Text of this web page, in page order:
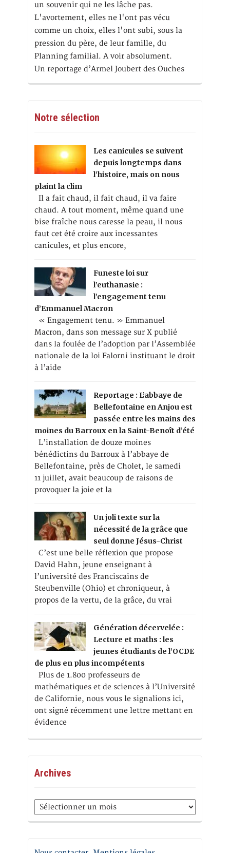
un souvenir qui ne les lâche pas.
L'avortement, elles ne l'ont pas vécu
comme un choix, elles l'ont subi, sous la
pression du père, de leur famille, du
Planning familial. A voir absolument.
Un reportage d’Armel Joubert des Ouches
Notre sélection
Les canicules se suivent
depuis longtemps dans
l’histoire, mais on nous
plaint la clim
Il a fait chaud, il fait chaud, il va faire
chaud. A tout moment, même quand une
bise fraîche nous caresse la peau, il nous
faut cet été croire aux incessantes
canicules, et plus encore,
Funeste loi sur
l’euthanasie :
l’engagement tenu
d’Emmanuel Macron
« Engagement tenu. » Emmanuel
Macron, dans son message sur X publié
dans la foulée de l’adoption par l’Assemblée
nationale de la loi Falorni instituant le droit
à l’aide
Reportage : L’abbaye de
Bellefontaine en Anjou est
passée entre les mains des
moines du Barroux en la Saint-Benoît d’été
L’installation de douze moines
bénédictins du Barroux à l’abbaye de
Bellefontaine, près de Cholet, le samedi
11 juillet, avait beaucoup de raisons de
provoquer la joie et la
Un joli texte sur la
nécessité de la grâce que
seul donne Jésus-Christ
C’est une belle réflexion que propose
David Hahn, jeune enseignant à
l’université des Franciscains de
Steubenville (Ohio) et chroniqueur, à
propos de la vertu, de la grâce, du vrai
Génération décervelée :
Lecture et maths : les
jeunes étudiants de l’OCDE
de plus en plus incompétents
Plus de 1.800 professeurs de
mathématiques et de sciences à l’Université
de Californie, nous vous le signalions ici,
ont signé récemment une lettre mettant en
évidence
Archives
Archives